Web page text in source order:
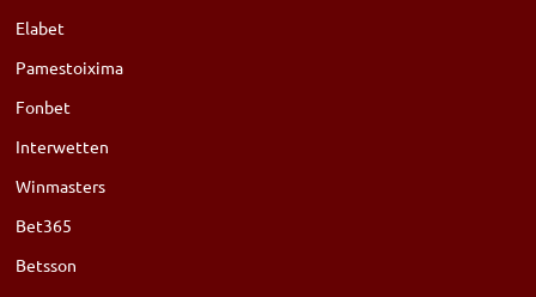
Elabet
Pamestoixima
Fonbet
Interwetten
Winmasters
Bet365
Betsson